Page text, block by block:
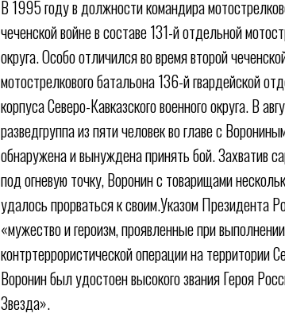
В 1995 году в должности командира
чеченской войне в составе 131-й отдельной
округа. Особо отличился во время второй
мотострелкового батальона 136-й гвардейской
корпуса Северо-Кавказского военного округа. В
разведгруппа из пяти человек во главе с
обнаружена и вынуждена принять бой. Захватив
под огневую точку, Воронин с товарищами
удалось прорваться к своим.Указом Президента
«мужество и героизм, проявленные при
контртеррористической операции на территории
Воронин был удостоен высокого звания Героя
Звезда».